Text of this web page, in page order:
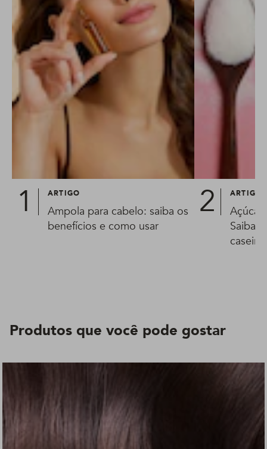
ARTIGO
Ampola para cabelo: saiba os
benefícios e como usar
ARTIGO
Açúcar
Saiba
caseira
Produtos que você pode gostar